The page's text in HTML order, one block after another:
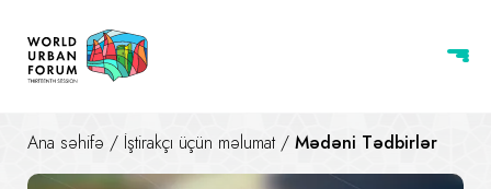
Ana səhifə / İştirakçı üçün məlumat/ Mədəni Tədbirlər